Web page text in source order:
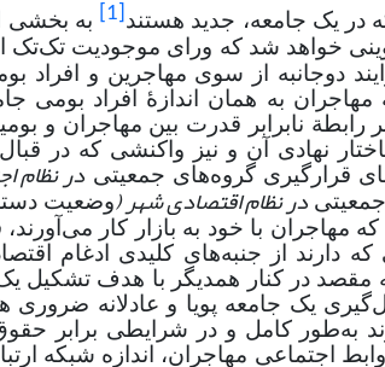
در یک جامعه، جدید هستند [1]
به بخشی
خواهد شد که ورای موجودیت تک‌تک
دوجانبه از سوی مهاجرین و افراد
به همان اندازۀ افراد بومی
رابطة نابرابر قدرت بین مهاجران و
نهادی آن و نیز واکنشی که در
قرارگیری گروه‌های جمعیتی در نظام
در نظام اقتصادی شهر (وضعیت
مهاجران با خود به بازار کار
دارند از جنبه‌های کلیدی ادغام
مقصد در کنار همدیگر با هدف
یک جامعه پویا و عادلانه ضروری
به‌طور کامل و در شرایطی برابر
اجتماعی مهاجران، اندازه شبکه